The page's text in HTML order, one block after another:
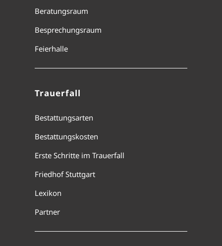
Beratungsraum
Besprechungsraum
Feierhalle
Trauerfall
Bestattungsarten
Bestattungskosten
Erste Schritte im Trauerfall
Friedhof Stuttgart
Lexikon
Partner